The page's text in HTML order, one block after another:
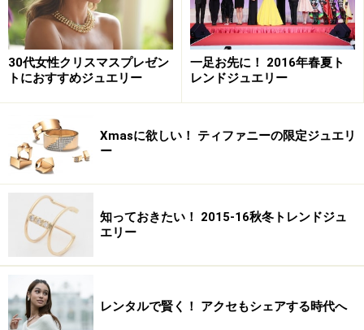
30代女性クリスマスプレゼン
トにおすすめジュエリー
一足お先に！ 2016年春夏ト
レンドジュエリー
Xmasに欲しい！ ティファニーの限定ジュエリ
ー
知っておきたい！ 2015-16秋冬トレンドジュ
エリー
レンタルで賢く！ アクセもシェアする時代へ